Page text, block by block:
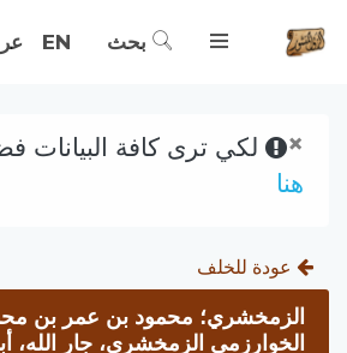
بحث EN
× لكي ترى كافة البيانات
هنا
عودة للخلف
الزمخشري؛ محمود بن عمر بن
الخوارزمي الزمخشري، جار الله،